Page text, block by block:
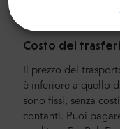
Il nostro
Costo del
Il prezzo del
è inferiore a quello
sono fissi, senza
contanti. Puoi